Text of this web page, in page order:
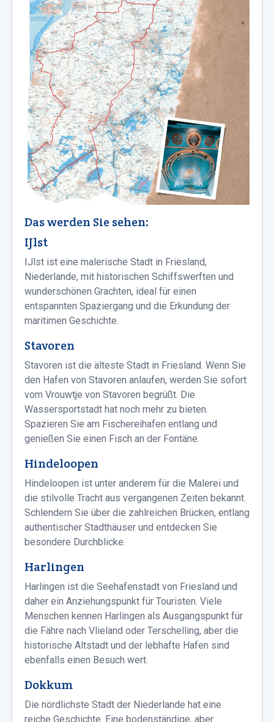
Das werden Sie sehen:
IJlst
IJlst ist eine malerische Stadt in Friesland,
Niederlande, mit historischen Schiffswerften und
wunderschönen Grachten, ideal für einen
entspannten Spaziergang und die Erkundung der
maritimen Geschichte.
Stavoren
Stavoren ist die älteste Stadt in Friesland. Wenn Sie
den Hafen von Stavoren anlaufen, werden Sie sofort
vom Vrouwtje von Stavoren begrüßt. Die
Wassersportstadt hat noch mehr zu bieten.
Spazieren Sie am Fischereihafen entlang und
genießen Sie einen Fisch an der Fontäne.
Hindeloopen
Hindeloopen ist unter anderem für die Malerei und
die stilvolle Tracht aus vergangenen Zeiten bekannt.
Schlendern Sie über die zahlreichen Brücken, entlang
authentischer Stadthäuser und entdecken Sie
besondere Durchblicke.
Harlingen
Harlingen ist die Seehafenstadt von Friesland und
daher ein Anziehungspunkt für Touristen. Viele
Menschen kennen Harlingen als Ausgangspunkt für
die Fähre nach Vlieland oder Terschelling, aber die
historische Altstadt und der lebhafte Hafen sind
ebenfalls einen Besuch wert.
Dokkum
Die nördlichste Stadt der Niederlande hat eine
reiche Geschichte. Eine bodenständige, aber